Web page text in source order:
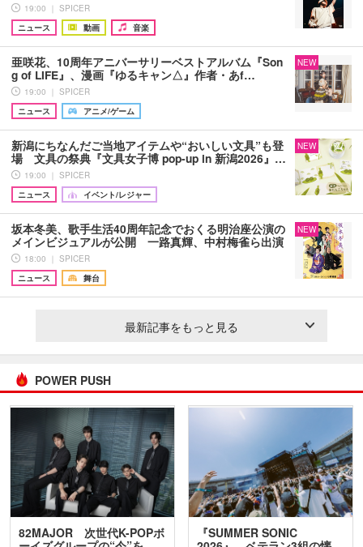
19:00 ｜ SPICER
ニュース
動画 音楽
亜咲花、10周年アニバーサリーベストアルバム『Son
g of LIFE』、漫画『ゆるキャン△』作者・あf…
19:00 ｜ SPICER
ニュース
アニメ/ゲーム
NEW
新潟にちなんだご当地アイテムや“おいしい文具”も登
場 文具の祭典『文具女子博 pop-up in 新潟2026』…
19:00 ｜ SPICER
ニュース
イベント/レジャー
NEW
坂本冬美、歌手生活40周年記念でおくる明治座公演の
メインビジュアルが公開 一路真輝、中村梅雀ら出演
18:00 ｜ SPICER
ニュース
舞台
NEW
最新記事をもっと見る
POWER PUSH
82MAJOR 次世代K-POPボ
『SUMMER SONIC